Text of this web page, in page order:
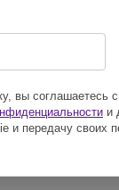
вы соглашаетесь с
и
и передачу своих